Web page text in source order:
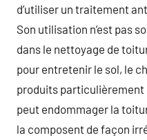
d’utiliser un traitement
Son utilisation n’est pas
dans le nettoyage de
pour entretenir le sol, le
produits
peut endommager la
la composent de façon